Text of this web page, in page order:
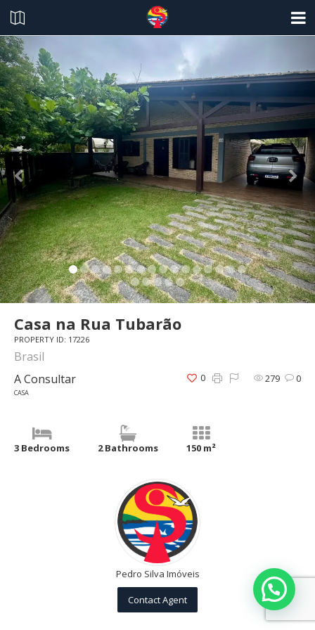
Casa na Rua Tubarão
PROPERTY ID: 17226
Brasil
A Consultar
CASA
279 0
0
3 Bedrooms 2 Bathrooms 150 m²
Pedro Silva Imóveis
Contact Agent